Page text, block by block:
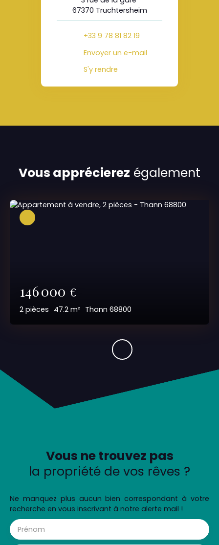
67370 Truchtersheim
+33 9 78 81 82 19
Envoyer un e-mail
S'y rendre
Vous apprécierez également
146 000 €
2 pièces 47.2 m² Thann 68800
Vous ne trouvez pas
la propriété de vos rêves ?
Ne manquez plus aucun bien correspondant à votre
recherche en vous inscrivant à notre alerte mail !
Prénom